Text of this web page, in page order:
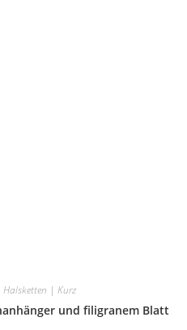
Halsketten | Kurz
und filigranem Blatt